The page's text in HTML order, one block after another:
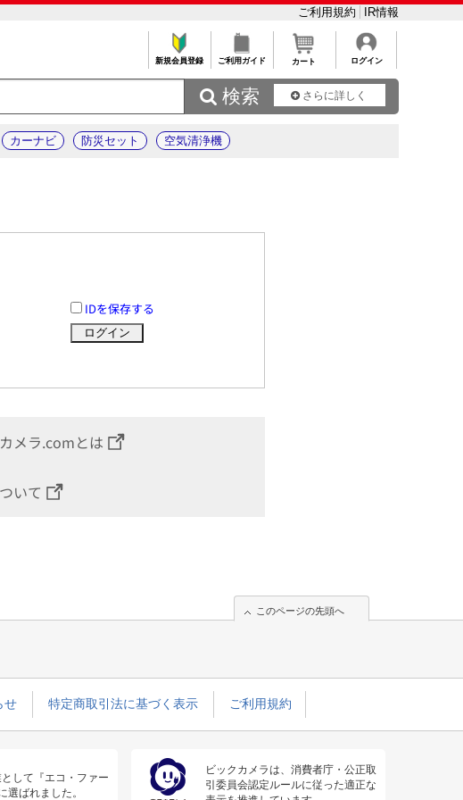
ご利用規約 IR情報
新規会員登録 ご利用ガイド カート ログイン
 検索 さらに詳しく
カーナビ 防災セット 空気清浄機
IDを保存する
メラ.comとは
いて
このページの先頭へ
せ 特定商取引法に基づく表示 ご利用規約
して『エコ・ファー
選ばれました。
ビックカメラは、消費者庁・公正取
引委員会認定ルールに従った適正な